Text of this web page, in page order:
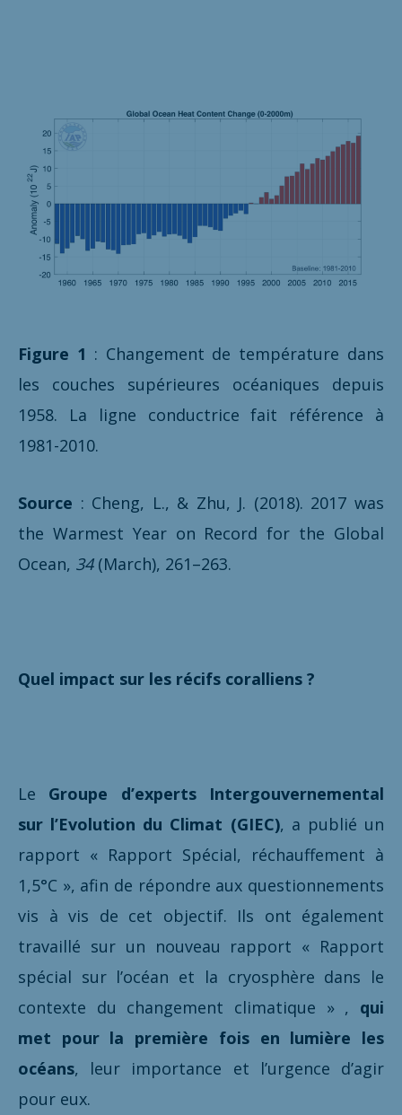
Figure 1 : Changement de température dans
les couches supérieures océaniques depuis
1958. La ligne conductrice fait référence à
1981-2010.
Source : Cheng, L., & Zhu, J. (2018). 2017 was
the Warmest Year on Record for the Global
Ocean, 34 (March), 261–263.
Quel impact sur les récifs coralliens ?
Le Groupe d’experts Intergouvernemental
sur l’Evolution du Climat (GIEC), a publié un
rapport « Rapport Spécial, réchauffement à
1,5°C », afin de répondre aux questionnements
vis à vis de cet objectif. Ils ont également
travaillé sur un nouveau rapport « Rapport
spécial sur l’océan et la cryosphère dans le
contexte du changement climatique » , qui
met pour la première fois en lumière les
océans, leur importance et l’urgence d’agir
pour eux.